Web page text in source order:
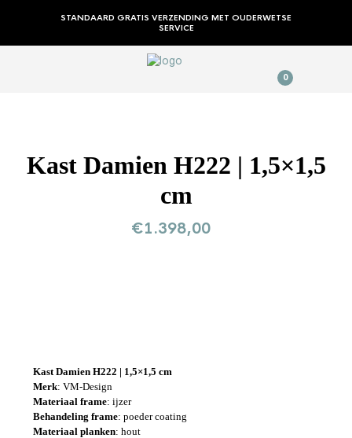
STANDAARD GRATIS VERZENDING MET OUDERWETSE
SERVICE
0
Kast Damien H222 | 1,5×1,5
cm
€1.398,00
Kast Damien H222 | 1,5×1,5 cm
Merk: VM-Design
Materiaal frame: ijzer
Behandeling frame: poeder coating
Materiaal planken: hout